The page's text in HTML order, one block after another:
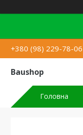
+380 (98) 229-78-06
Baushop
Головна